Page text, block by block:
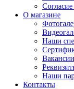
О магазине
Наши
Вакансии
Наши
Контакты